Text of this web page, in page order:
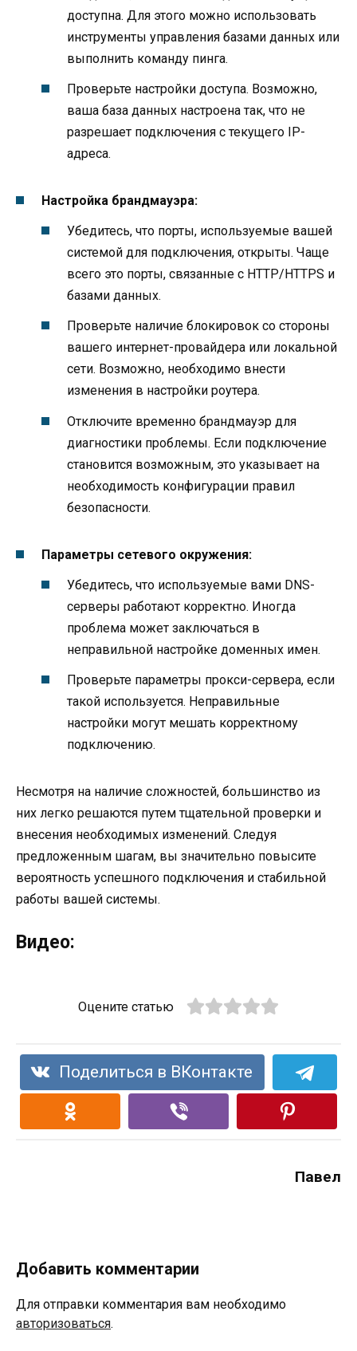
доступна. Для этого можно использовать
инструменты управления базами данных или
выполнить команду пинга.
Проверьте настройки доступа. Возможно,
ваша база данных настроена так, что не
разрешает подключения с текущего IP-
адреса.
Настройка брандмауэра:
Убедитесь, что порты, используемые вашей
системой для подключения, открыты. Чаще
всего это порты, связанные с HTTP/HTTPS и
базами данных.
Проверьте наличие блокировок со стороны
вашего интернет-провайдера или локальной
сети. Возможно, необходимо внести
изменения в настройки роутера.
Отключите временно брандмауэр для
диагностики проблемы. Если подключение
становится возможным, это указывает на
необходимость конфигурации правил
безопасности.
Параметры сетевого окружения:
Убедитесь, что используемые вами DNS-
серверы работают корректно. Иногда
проблема может заключаться в
неправильной настройке доменных имен.
Проверьте параметры прокси-сервера, если
такой используется. Неправильные
настройки могут мешать корректному
подключению.
Несмотря на наличие сложностей, большинство из
них легко решаются путем тщательной проверки и
внесения необходимых изменений. Следуя
предложенным шагам, вы значительно повысите
вероятность успешного подключения и стабильной
работы вашей системы.
Видео:
Оцените статью
Поделиться в ВКонтакте
Павел
Добавить комментарии
Для отправки комментария вам необходимо
авторизоваться.